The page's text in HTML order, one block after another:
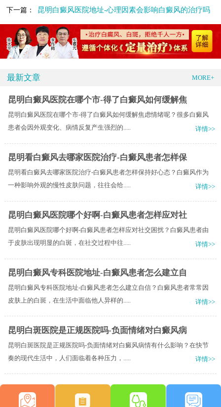
下一篇： 昆明白癜风医院地址-心理因素会影响白癜风的治疗吗
最新文章 MORE+
昆明白癜风医院在哪个市-得了白癜风如何缓解焦
昆明白癜风医院在哪个市-得了白癜风如何缓解焦虑情绪呢？很多白癜风
患者会因外观变化、病情反复产生强烈的.....
详情>>
昆明看白癜风去哪家医院治疗-白癜风患者怎样保
昆明看白癜风去哪家医院治疗-白癜风患者怎样保持好心态？白癜风作为
一种影响外观的慢性皮肤问题，往往会给.....
详情>>
昆明白癜风医院哪个好啊-白癜风患者怎样应对社
昆明白癜风医院哪个好啊-白癜风患者怎样应对社交困扰？白癜风患者由
于皮肤出现明显的白斑，在社交过程中往.....
详情>>
昆明白癜风专科医院地址-白癜风患者怎么建立自
昆明白癜风专科医院地址-白癜风患者怎么建立自信？白癜风患者常常因
皮肤上的白斑，在生活中面临他人异样的.....
详情>>
昆明白斑医院是正规医院吗-负面情绪对白癜风病
昆明白斑医院是正规医院吗-负面情绪对白癜风病情有什么影响？在快节
奏的现代生活中，人们面临着各种压力，.....
详情>>